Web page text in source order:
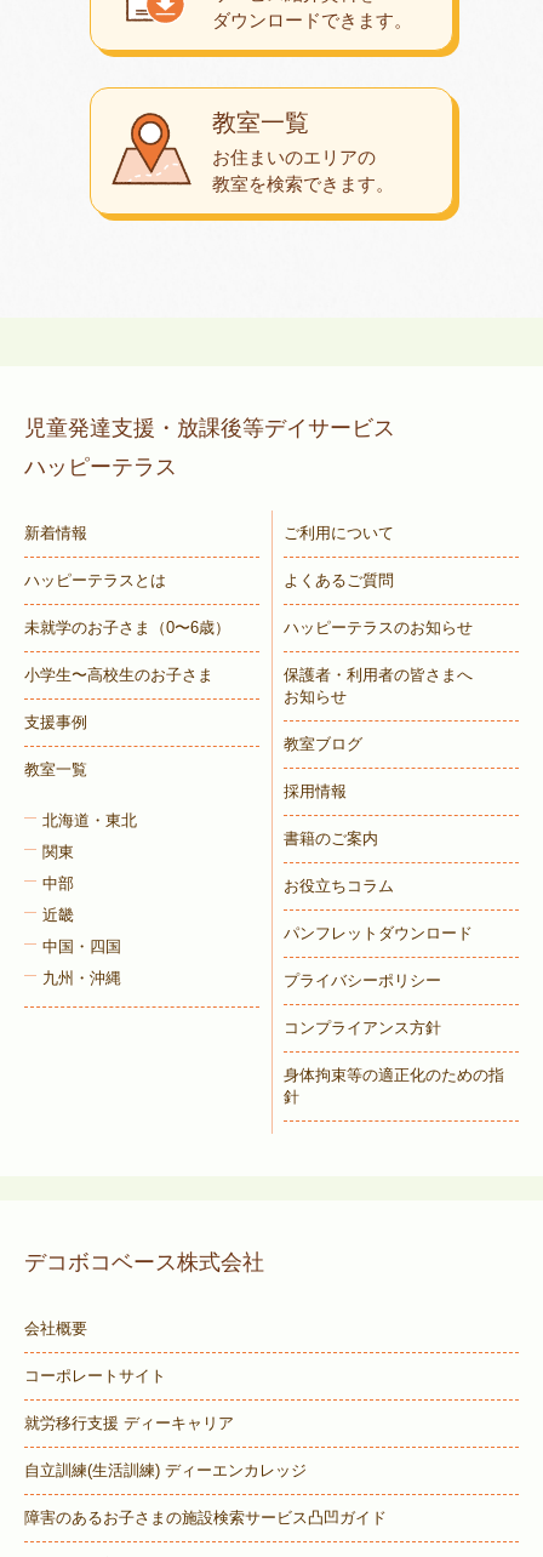
教室一覧
お住まいのエリアの
教室を検索できます。
ダウンロードできます。
児童発達支援・放課後等デイサービス
ハッピーテラス
新着情報
ハッピーテラスとは
未就学のお子さま （0〜6歳）
小学生〜高校生のお子さま
支援事例
教室一覧
北海道・東北
関東
中部
近畿
中国・四国
九州・沖縄
ご利用について
よくあるご質問
ハッピーテラスのお知らせ
保護者・利用者の皆さまへ
お知らせ
教室ブログ
採用情報
書籍のご案内
お役立ちコラム
パンフレットダウンロード
プライバシーポリシー
コンプライアンス方針
身体拘束等の適正化のための指
針
デコボコベース株式会社
会社概要
コーポレートサイト
就労移行支援 ディーキャリア
自立訓練(生活訓練) ディーエンカレッジ
障害のあるお子さまの施設検索サービス凸凹ガイド